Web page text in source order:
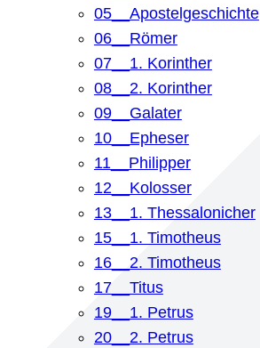
05__Apostelgeschichte
06__Römer
07__1. Korinther
08__2. Korinther
09__Galater
10__Epheser
11__Philipper
12__Kolosser
13__1. Thessalonicher
15__1. Timotheus
16__2. Timotheus
17__Titus
19__1. Petrus
20__2. Petrus